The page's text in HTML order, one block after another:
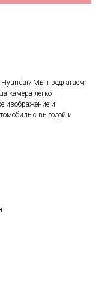
Hyundai? Мы предлагаем
камера легко
изображение и
с выгодой и